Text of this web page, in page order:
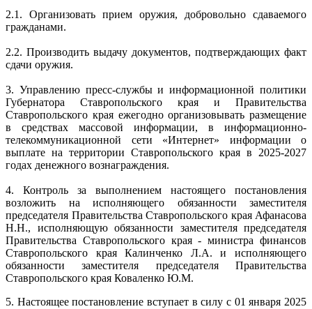
2.1. Организовать прием оружия, добровольно сдаваемого
гражданами.
2.2. Производить выдачу документов, подтверждающих факт
сдачи оружия.
3. Управлению пресс-службы и информационной политики
Губернатора Ставропольского края и Правительства
Ставропольского края ежегодно организовывать размещение
в средствах массовой информации, в информационно-
телекоммуникационной сети «Интернет» информации о
выплате на территории Ставропольского края в 2025-2027
годах денежного вознаграждения.
4. Контроль за выполнением настоящего постановления
возложить на исполняющего обязанности заместителя
председателя Правительства Ставропольского края Афанасова
Н.Н., исполняющую обязанности заместителя председателя
Правительства Ставропольского края - министра финансов
Ставропольского края Калинченко Л.А. и исполняющего
обязанности заместителя председателя Правительства
Ставропольского края Коваленко Ю.М.
5. Настоящее постановление вступает в силу с 01 января 2025